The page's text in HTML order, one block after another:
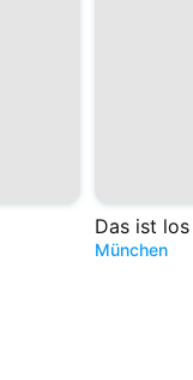
Das ist
München